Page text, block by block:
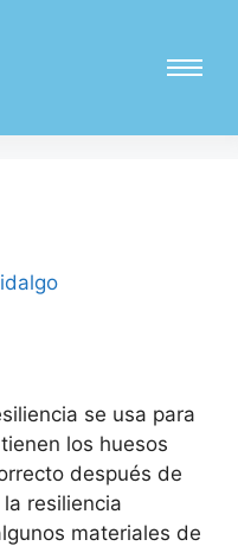
se usa para
los huesos
después de
resiliencia
materiales de